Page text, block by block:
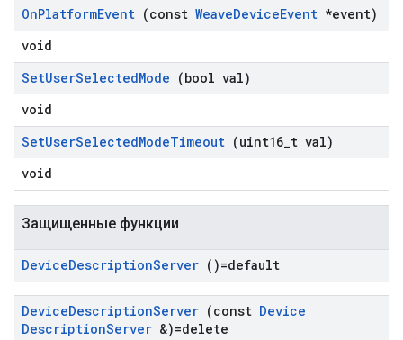
OnPlatformEvent (const WeaveDeviceEvent *event)
void
SetUserSelectedMode (bool val)
void
SetUserSelectedModeTimeout (uint16 t val)
void
Защищенные функции
DeviceDescriptionServer ()=default
DeviceDescriptionServer (const Device
DescriptionServer &)=delete